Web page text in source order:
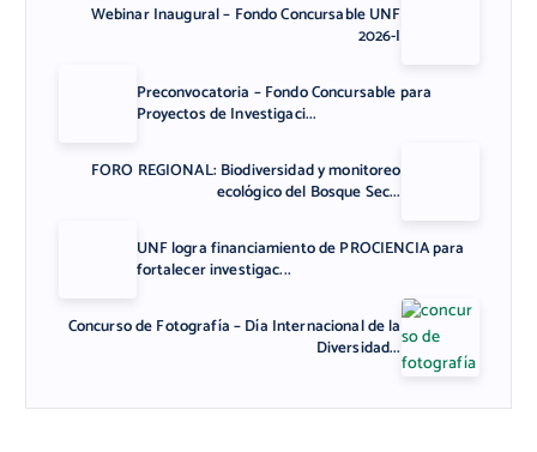
Webinar Inaugural – Fondo Concursable UNF
2026-I
Preconvocatoria – Fondo Concursable para
Proyectos de Investigaci...
FORO REGIONAL: Biodiversidad y monitoreo
ecológico del Bosque Sec...
UNF logra financiamiento de PROCIENCIA para
fortalecer investigac...
Concurso de Fotografía – Día Internacional de la
Diversidad...